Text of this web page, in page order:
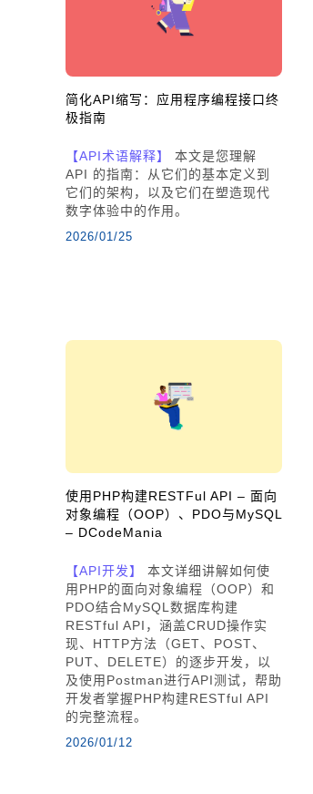
简化API缩写：应用程序编程接口终
极指南
【API术语解释】
本文是您理解
API 的指南：从它们的基本定义到
它们的架构，以及它们在塑造现代
数字体验中的作用。
2026/01/25
使用PHP构建RESTFul API – 面向
对象编程（OOP）、PDO与MySQL
– DCodeMania
【API开发】
本文详细讲解如何使
用PHP的面向对象编程（OOP）和
PDO结合MySQL数据库构建
RESTful API，涵盖CRUD操作实
现、HTTP方法（GET、POST、
PUT、DELETE）的逐步开发，以
及使用Postman进行API测试，帮助
开发者掌握PHP构建RESTful API
的完整流程。
2026/01/12